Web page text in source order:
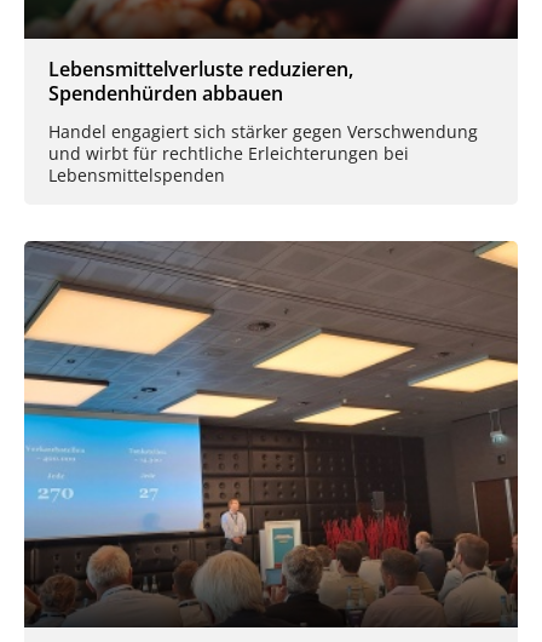
Lebensmittelverluste reduzieren,
Spendenhürden abbauen
Handel engagiert sich stärker gegen Verschwendung
und wirbt für rechtliche Erleichterungen bei
Lebensmittelspenden